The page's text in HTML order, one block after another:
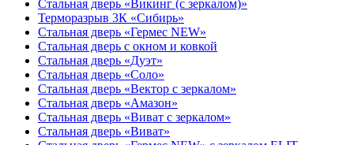
Стальная дверь «Викинг (с зеркалом)»
Терморазрыв 3К «Сибирь»
Стальная дверь «Гермес NEW»
Стальная дверь с окном и ковкой
Стальная дверь «Дуэт»
Стальная дверь «Соло»
Стальная дверь «Вектор с зеркалом»
Стальная дверь «Амазон»
Стальная дверь «Виват с зеркалом»
Стальная дверь «Виват»